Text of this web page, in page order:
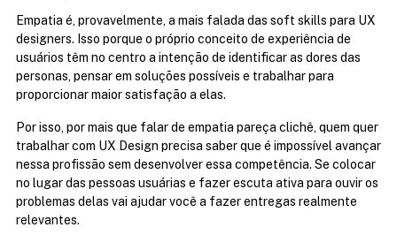
Empatia é, provavelmente, a mais falada das soft skills para UX
designers. Isso porque o próprio conceito de experiência de
usuários têm no centro a intenção de identificar as dores das
personas, pensar em soluções possíveis e trabalhar para
proporcionar maior satisfação a elas.
Por isso, por mais que falar de empatia pareça clichê, quem quer
trabalhar com UX Design precisa saber que é impossível avançar
nessa profissão sem desenvolver essa competência. Se colocar
no lugar das pessoas usuárias e fazer escuta ativa para ouvir os
problemas delas vai ajudar você a fazer entregas realmente
relevantes.